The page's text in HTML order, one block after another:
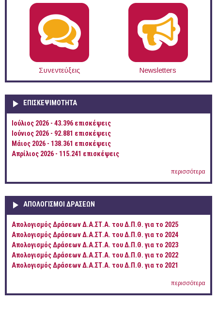
Συνεντεύξεις Newsletters
ΕΠΙΣΚΕΨΙΜΌΤΗΤΑ
Ιούλιος 2026 - 43.396 επισκέψεις
Ιούνιος 2026 - 92.881 επισκέψεις
Μάιος 2026 - 138.361 επισκέψεις
Απρίλιος 2026 - 115.241 επισκέψεις
περισσότερα
ΑΠΟΛΟΓΙΣΜΟΊ ΔΡΆΣΕΩΝ
Απολογισμός Δράσεων Δ.Α.ΣΤ.Α. του Δ.Π.Θ. για το 2025
Απολογισμός Δράσεων Δ.Α.ΣΤ.Α. του Δ.Π.Θ. για το 2024
Απολογισμός Δράσεων Δ.Α.ΣΤ.Α. του Δ.Π.Θ. για το 2023
Απολογισμός Δράσεων Δ.Α.ΣΤ.Α. του Δ.Π.Θ. για το 2022
Απολογισμός Δράσεων Δ.Α.ΣΤ.Α. του Δ.Π.Θ. για το 2021
περισσότερα